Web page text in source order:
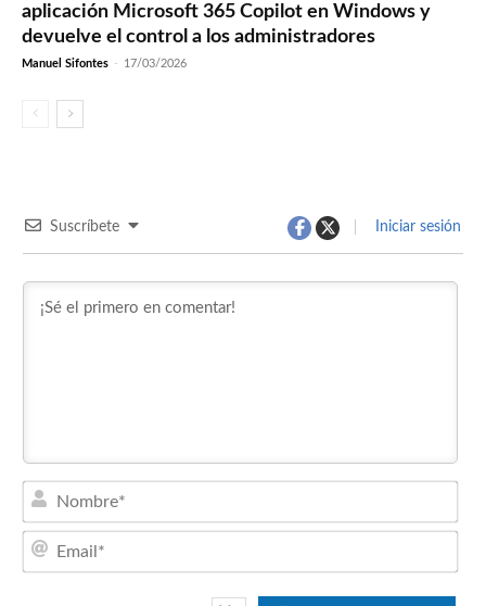
aplicación Microsoft 365 Copilot en Windows y
devuelve el control a los administradores
Manuel Sifontes - 17/03/2026
Suscríbete Iniciar sesión